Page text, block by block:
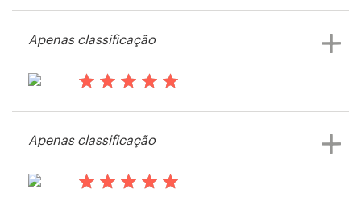
Visualizar seu concurso de capa de
Visualizar seu concurso de capa de
Apenas classificação
Apenas classificação
Central de Ajuda
Recursos
Preços
Torne-se um designer